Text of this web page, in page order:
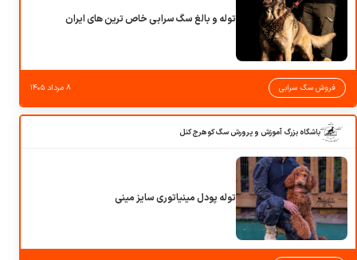
توله و بالغ سگ سرابی خاص ترین های ایران
فروش سگ سرابی ۸ مرداد ۱۴۰۵
باشگاه بزرگ آموزش و پرورش سگ کوهرج کنل
توله پودل مینیاتوری سایز مینی